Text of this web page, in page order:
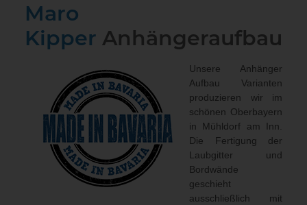
Maro
Kipper Anhängeraufbau
Unsere Anhänger
Aufbau Varianten
produzieren wir im
schönen Oberbayern
in Mühldorf am Inn.
Die Fertigung der
Laubgitter und
Bordwände
geschieht
ausschließlich mit